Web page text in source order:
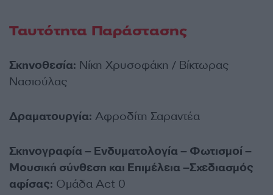
Ταυτότητα Παράστασης
Σκηνοθεσία: Νίκη Χρυσοφάκη / Βίκτωρας
Νασιούλας
Δραματουργία: Αφροδίτη Σαραντέα
Σκηνογραφία – Ενδυματολογία – Φωτισμοί –
Μουσική σύνθεση και Επιμέλεια –Σχεδιασμός
αφίσας: Ομάδα Act 0